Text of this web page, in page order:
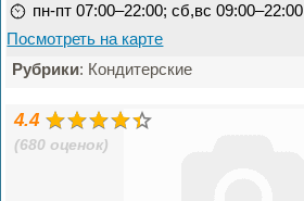
пн-пт 07:00–22:00; сб,вс 09:00–22:00
Посмотреть на карте
Рубрики: Кондитерские
4.4
(680 оценок)